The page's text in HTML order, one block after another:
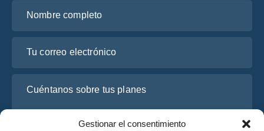
Gestionar el consentimiento